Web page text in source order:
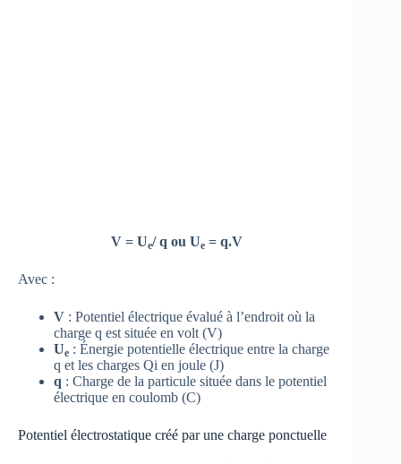
V = Ue/ q ou Ue= q.V
Avec :
V : Potentiel électrique évalué à l’endroit où la
charge q est située en volt (V)
Ue : Énergie potentielle électrique entre la charge
q et les charges Qi en joule (J)
q : Charge de la particule située dans le potentiel
électrique en coulomb (C)
Potentiel électrostatique créé par une charge ponctuelle